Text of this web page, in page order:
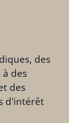
des
des
des
d'intérêt